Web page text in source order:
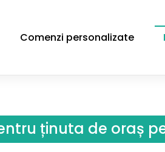
Comenzi personalizate
ținuta de oraș